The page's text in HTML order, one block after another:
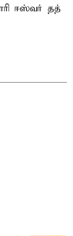
ஈஸ்வர் தத்